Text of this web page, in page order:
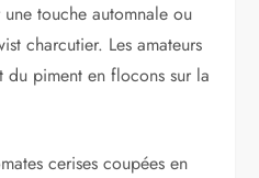
touche automnale ou
charcutier. Les amateurs
du piment en flocons sur la
cerises coupées en